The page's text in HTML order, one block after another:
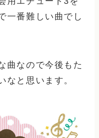
一番難しい曲でし
曲なので今後もた
なと思います。